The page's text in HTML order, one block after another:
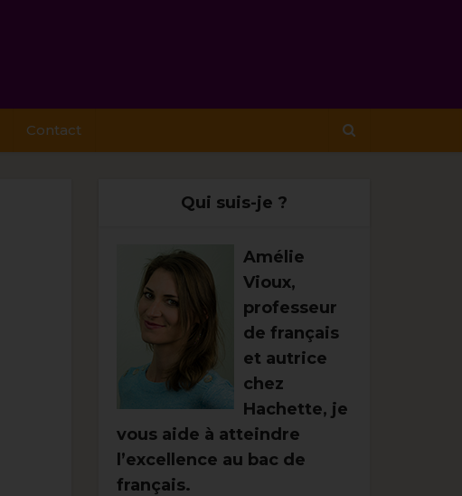
Contact
Qui suis-je ?
Amélie
Vioux,
professeur
de français
et autrice
chez
Hachette, je
vous aide à atteindre
l’excellence au bac de
français.